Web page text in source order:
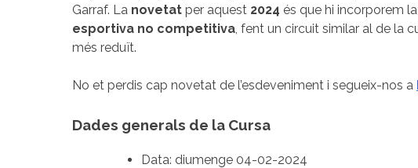
Garraf. La novetat per aquest 2024 és que hi incorporem la
esportiva no competitiva, fent un circuit similar al de la
més reduït.
No et perdis cap novetat de l’esdeveniment i segueix-nos a
Dades generals de la Cursa
Data: diumenge 04-02-2024